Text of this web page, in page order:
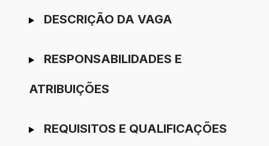
Ir para candidatura
DESCRIÇÃO DA VAGA
RESPONSABILIDADES E
ATRIBUIÇÕES
REQUISITOS E QUALIFICAÇÕES